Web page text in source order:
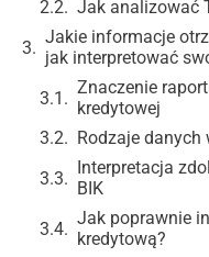
Jak analizować
Jakie informacje
jak interpretować
Znaczenie
kredytowej
Rodzaje danych
Interpretacja
BIK
Jak poprawnie
kredytową?